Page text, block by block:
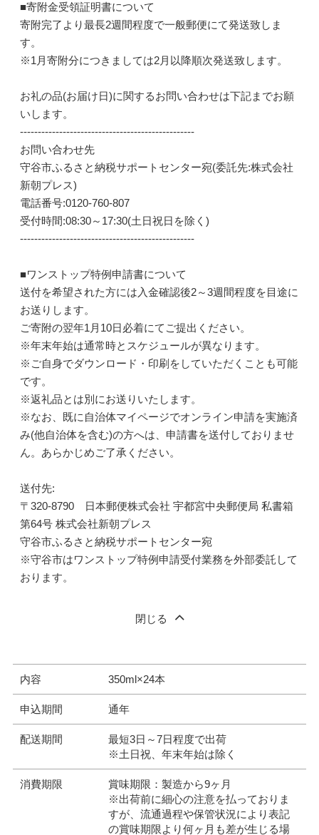
■寄附金受領証明書について
寄附完了より最長2週間程度で一般郵便にて発送致しま
す。
※1月寄附分につきましては2月以降順次発送致します。
お礼の品(お届け日)に関するお問い合わせは下記までお願
いします。
-------------------------------------------------
お問い合わせ先
守谷市ふるさと納税サポートセンター宛(委託先:株式会社
新朝プレス)
電話番号:0120-760-807
受付時間:08:30～17:30(土日祝日を除く)
-------------------------------------------------
■ワンストップ特例申請書について
送付を希望された方には入金確認後2～3週間程度を目途に
お送りします。
ご寄附の翌年1月10日必着にてご提出ください。
※年末年始は通常時とスケジュールが異なります。
※ご自身でダウンロード・印刷をしていただくことも可能
です。
※返礼品とは別にお送りいたします。
※なお、既に自治体マイページでオンライン申請を実施済
み(他自治体を含む)の方へは、申請書を送付しておりませ
ん。あらかじめご了承ください。
送付先:
〒320-8790 日本郵便株式会社 宇都宮中央郵便局 私書箱
第64号 株式会社新朝プレス
守谷市ふるさと納税サポートセンター宛
※守谷市はワンストップ特例申請受付業務を外部委託して
おります。
閉じる
内容 350ml×24本
申込期間 通年
配送期間
最短3日～7日程度で出荷
※土日祝、年末年始は除く
消費期限
賞味期限：製造から9ヶ月
※出荷前に細心の注意を払っておりま
すが、流通過程や保管状況により表記
の賞味期限より何ヶ月も差が生じる場